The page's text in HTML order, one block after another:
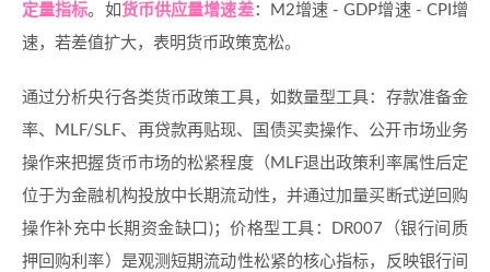
定量指标。如货币供应量增速差：M2增速 - GDP增速 - CPI增
速，若差值扩大，表明货币政策宽松。
通过分析央行各类货币政策工具，如数量型工具：存款准备金
率、MLF/SLF、再贷款再贴现、国债买卖操作、公开市场业务
操作来把握货币市场的松紧程度（MLF退出政策利率属性后定
位于为金融机构投放中长期流动性，并通过加量买断式逆回购
操作补充中长期资金缺口)；价格型工具：DR007（银行间质
押回购利率）是观测短期流动性松紧的核心指标，反映银行间